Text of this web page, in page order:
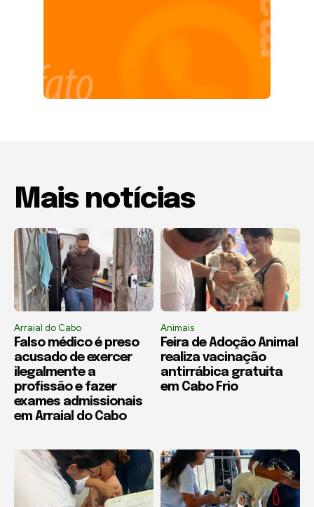
Mais notícias
Arraial do Cabo
Falso médico é preso
acusado de exercer
ilegalmente a
profissão e fazer
exames admissionais
em Arraial do Cabo
Animais
Feira de Adoção Animal
realiza vacinação
antirrábica gratuita
em Cabo Frio